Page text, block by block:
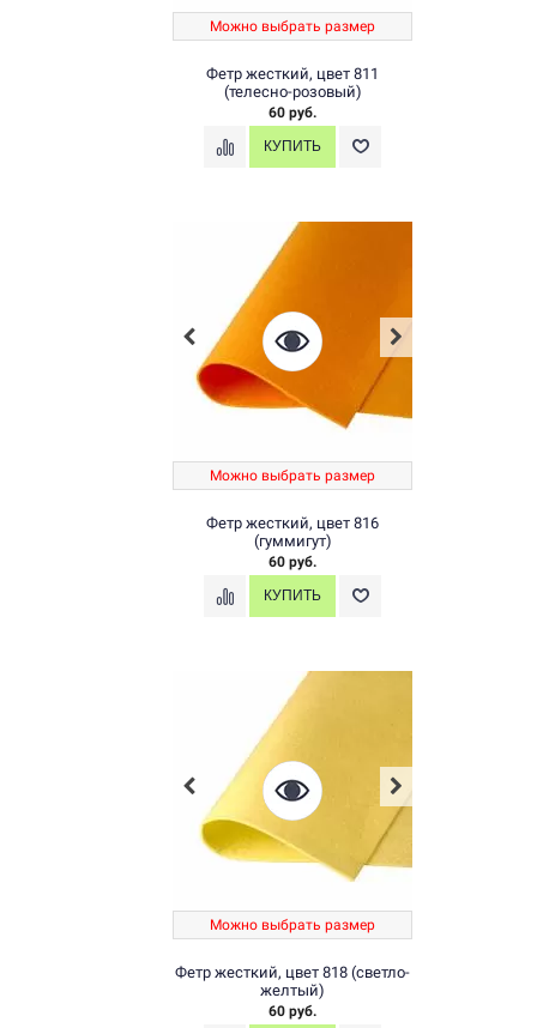
Можно выбрать размер
Фетр жесткий, цвет 811
(телесно-розовый)
60 руб.
Можно выбрать размер
Фетр жесткий, цвет 816
(гуммигут)
60 руб.
Можно выбрать размер
Фетр жесткий, цвет 818 (светло-
желтый)
60 руб.